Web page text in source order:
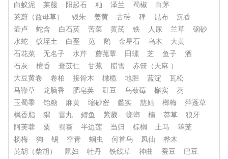
白蚁泥
莱菔 阳起石 籼 泽兰 蜀椒
白茅
茺蔚（益母草）
银朱 姜黄 古砖 稗 昆布
沉香
壶卢
蛇含 白石英 苦菜 黄芪 铁 人尿 兰草
硇砂
水蛇
蚁垤土 白垩 苋 鹅 金星石 乌木
大黄
石花菜
无名子 水芹 蘑菰蕈 田螺 芝 鱼子
酒
石灰
檀香 薏苡仁 甘蕉 腊雪
赤箭（天麻 ）
大豆黄卷
卷柏 接骨木 橄榄 地胆 蓝淀
瓦松
马鞭草
龙脑香 肥皂荚 豇豆 乌蔹莓 槲实
葵
玉蜀黍
饴糖 麻黄 缩砂密 蠡实 慈姑 榔梅
萍蓬草
枫香脂
猬 雷丸 鳢鱼 紫葳 蜣螂 楠 莽草
狼牙
阿芙蓉
粟 蜀葵 半边莲 当归 棕榈 土马
荜茏
杨梅
狗 锡 空青 蛔虫 何首乌 凤仙
桦木
茈胡（柴胡）
鼠妇 牡丹 铁线草 神曲 蚕豆
巴豆